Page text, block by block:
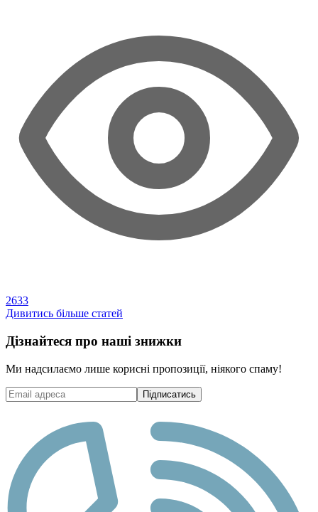
2633
Дивитись більше статей
Дізнайтеся про наші знижки
Ми надсилаємо лише корисні пропозиції, ніякого спаму!
Підписатись